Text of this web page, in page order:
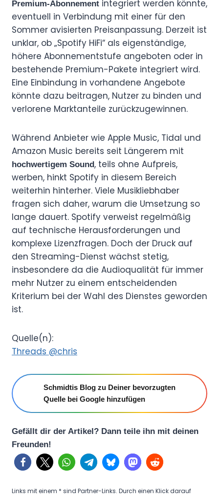
Premium-Abonnement integriert werden könnte,
eventuell in Verbindung mit einer für den
Sommer avisierten Preisanpassung. Derzeit ist
unklar, ob „Spotify HiFi“ als eigenständige,
höhere Abonnementstufe angeboten oder in
bestehende Premium-Pakete integriert wird.
Eine Einbindung in vorhandene Angebote
könnte dazu beitragen, Nutzer zu binden und
verlorene Marktanteile zurückzugewinnen.
Während Anbieter wie Apple Music, Tidal und
Amazon Music bereits seit Längerem mit
hochwertigem Sound, teils ohne Aufpreis,
werben, hinkt Spotify in diesem Bereich
weiterhin hinterher. Viele Musikliebhaber
fragen sich daher, warum die Umsetzung so
lange dauert. Spotify verweist regelmäßig
auf technische Herausforderungen und
komplexe Lizenzfragen. Doch der Druck auf
den Streaming-Dienst wächst stetig,
insbesondere da die Audioqualität für immer
mehr Nutzer zu einem entscheidenden
Kriterium bei der Wahl des Dienstes geworden
ist.
Quelle(n):
Threads @chris
Schmidtis Blog zu Deiner bevorzugten
Quelle bei Google hinzufügen
Gefällt dir der Artikel? Dann teile ihn mit deinen
Freunden!
Links mit einem * sind Partner-Links. Durch einen Klick darauf